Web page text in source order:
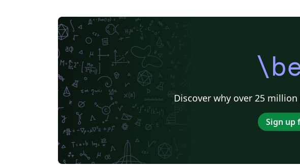
Discover why over 25
Sign up